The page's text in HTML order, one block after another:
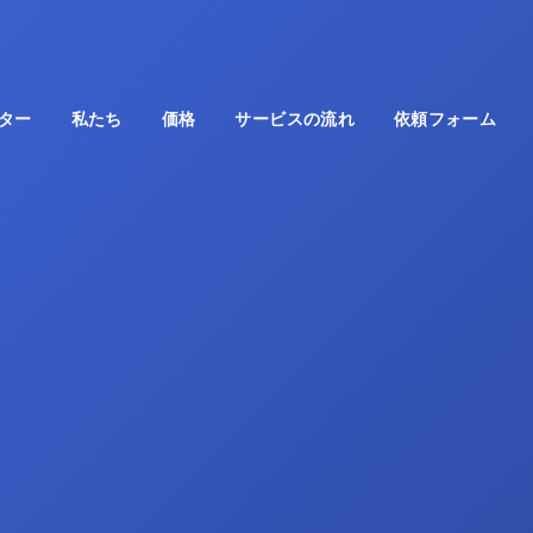
ー 私たち 価格 サービスの流れ 依頼フォーム